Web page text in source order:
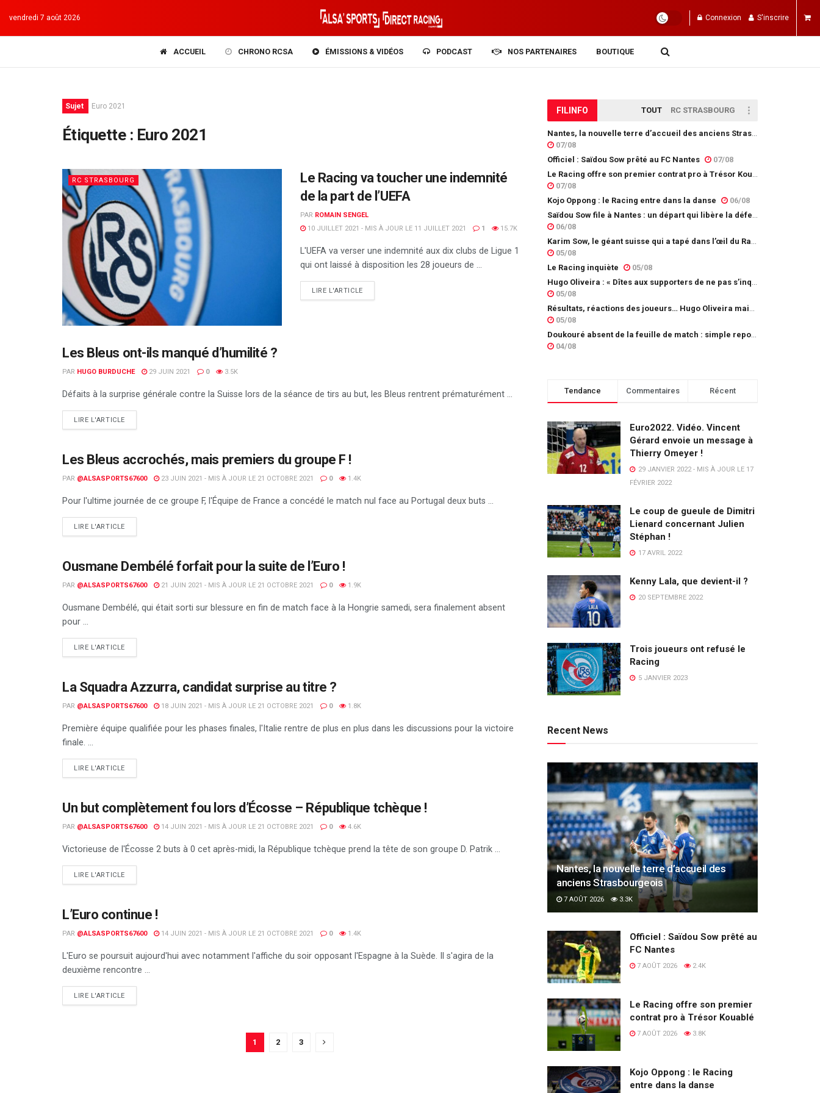
vendredi 7 août 2026 Connexion S'inscrire
ACCUEIL CHRONO RCSA ÉMISSIONS & VIDÉOS PODCAST NOS PARTENAIRES BOUTIQUE
Sujet Euro 2021
Étiquette : Euro 2021
RC STRASBOURG
Le Racing va toucher une indemnité
de la part de l’UEFA
PAR ROMAIN SENGEL
10 JUILLET 2021 - MIS À JOUR LE 11 JUILLET 2021
1 15.7K
L'UEFA va verser une indemnité aux dix clubs de Ligue 1
qui ont laissé à disposition les 28 joueurs de ...
LIRE L'ARTICLEDETAILS
FOOTBALL
Les Bleus ont-ils manqué d’humilité ?
PAR HUGO BURDUCHE 29 JUIN 2021 0 3.5K
Défaits à la surprise générale contre la Suisse lors de la séance de tirs au but, les Bleus rentrent prématurément ...
LIRE L'ARTICLEDETAILS
FOOTBALL
Les Bleus accrochés, mais premiers du groupe F !
PAR @ALSASPORTS67600 23 JUIN 2021 - MIS À JOUR LE 21 OCTOBRE 2021 0 1.4K
Pour l'ultime journée de ce groupe F, l'Équipe de France a concédé le match nul face au Portugal deux buts ...
LIRE L'ARTICLEDETAILS
FOOTBALL
Ousmane Dembélé forfait pour la suite de l’Euro !
PAR @ALSASPORTS67600 21 JUIN 2021 - MIS À JOUR LE 21 OCTOBRE 2021 0 1.9K
Ousmane Dembélé, qui était sorti sur blessure en fin de match face à la Hongrie samedi, sera finalement absent
pour ...
LIRE L'ARTICLEDETAILS
FOOTBALL
La Squadra Azzurra, candidat surprise au titre ?
PAR @ALSASPORTS67600 18 JUIN 2021 - MIS À JOUR LE 21 OCTOBRE 2021 0 1.8K
Première équipe qualifiée pour les phases finales, l'Italie rentre de plus en plus dans les discussions pour la victoire
finale. ...
LIRE L'ARTICLEDETAILS
FOOTBALL
Un but complètement fou lors d’Écosse – République tchèque !
PAR @ALSASPORTS67600 14 JUIN 2021 - MIS À JOUR LE 21 OCTOBRE 2021 0 4.6K
Victorieuse de l'Écosse 2 buts à 0 cet après-midi, la République tchèque prend la tête de son groupe D. Patrik ...
LIRE L'ARTICLEDETAILS
FOOTBALL
L’Euro continue !
PAR @ALSASPORTS67600 14 JUIN 2021 - MIS À JOUR LE 21 OCTOBRE 2021 0 1.4K
L'Euro se poursuit aujourd'hui avec notamment l'affiche du soir opposant l'Espagne à la Suède. Il s'agira de la
deuxième rencontre ...
LIRE L'ARTICLEDETAILS
1 2 3
FIL INFO TOUT RC STRASBOURG
07/08
Officiel : Saïdou Sow prêté au FC Nantes
07/08
07/08
Kojo Oppong : le Racing entre dans la danse
06/08
06/08
05/08
Le Racing inquiète
05/08
05/08
05/08
04/08
Tendance Commentaires Récent
Euro2022. Vidéo. Vincent
Gérard envoie un message à
Thierry Omeyer !
29 JANVIER 2022 - MIS À JOUR LE 17
FÉVRIER 2022
Le coup de gueule de Dimitri
Lienard concernant Julien
Stéphan !
17 AVRIL 2022
Kenny Lala, que devient-il ?
20 SEPTEMBRE 2022
Trois joueurs ont refusé le
Racing
5 JANVIER 2023
Recent News
Nantes, la nouvelle terre d’accueil des
anciens Strasbourgeois
7 AOÛT 2026 3.3K
Officiel : Saïdou Sow prêté au
FC Nantes
7 AOÛT 2026 2.4K
Le Racing offre son premier
contrat pro à Trésor Kouablé
7 AOÛT 2026 3.8K
Kojo Oppong : le Racing
entre dans la danse